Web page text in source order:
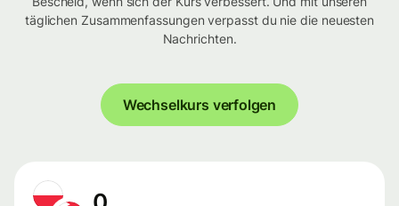
täglichen Zusammenfassungen verpasst du nie die neuesten
Nachrichten.
Wechselkurs verfolgen